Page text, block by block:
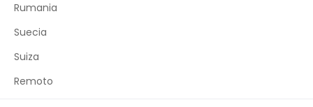
Rumania
Suecia
Suiza
Remoto